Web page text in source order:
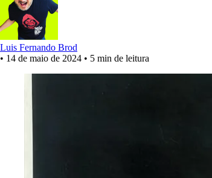
Luis Fernando Brod
• 14 de maio de 2024 • 5 min de leitura